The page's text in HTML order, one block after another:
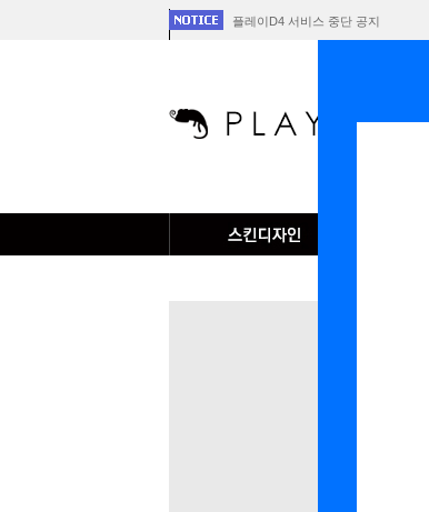
플레이D4 서비스 중단 공지